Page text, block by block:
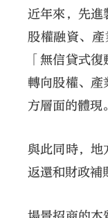
近年來，先進
股權融資、
「無信貸式
轉向股權、產
方層面的體現。
與此同時，地
返還和財政補